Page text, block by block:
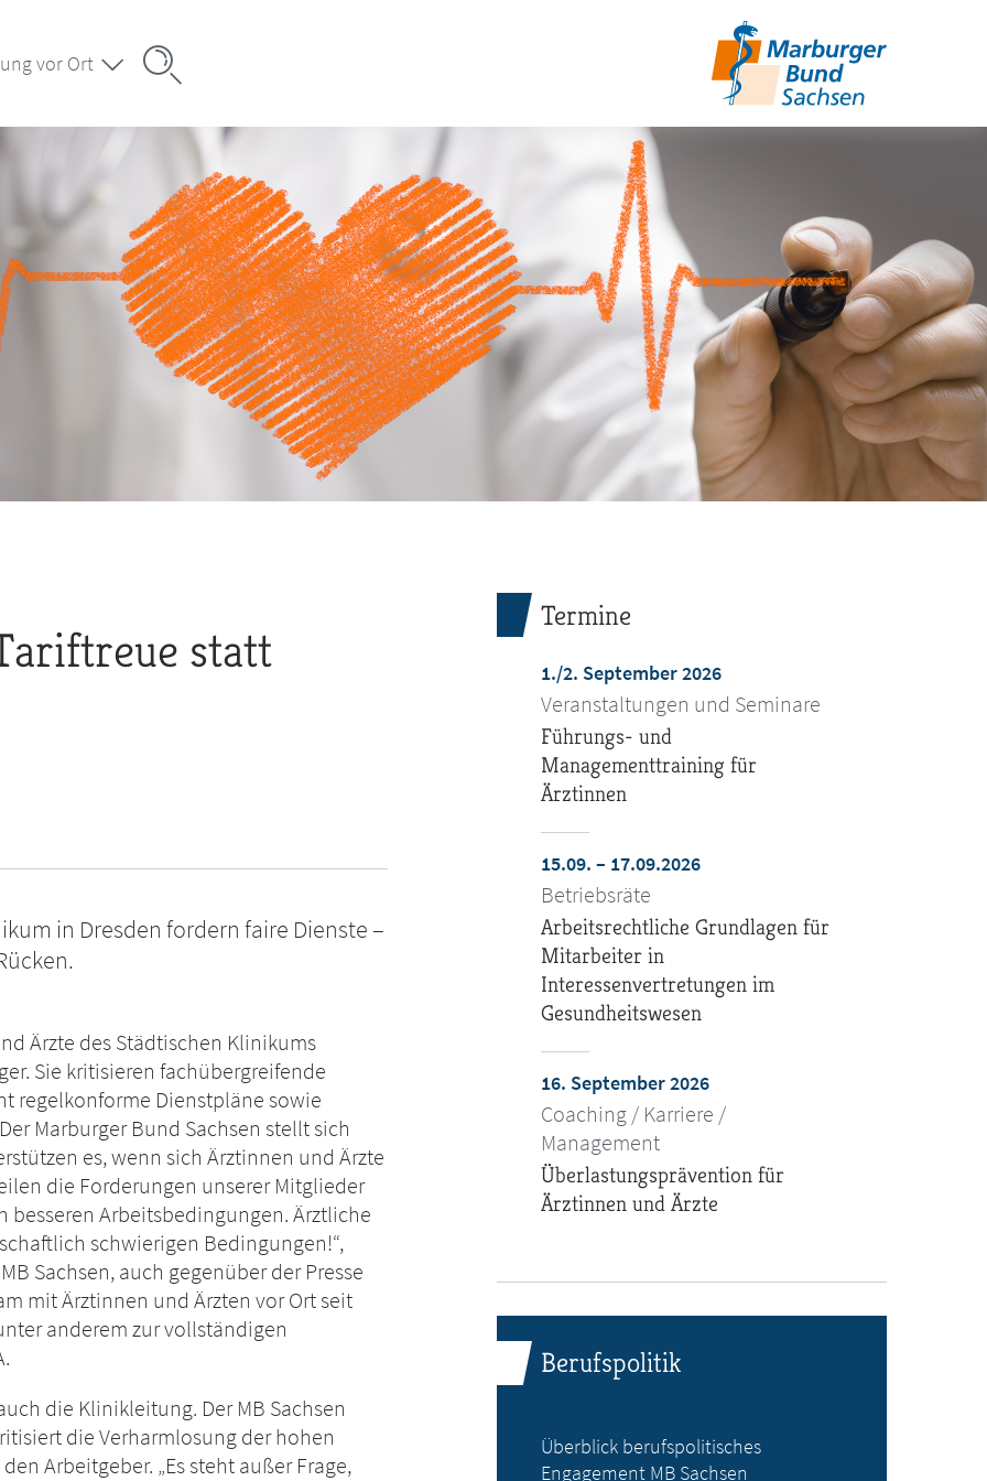
vor Ort
statt
in Dresden fordern faire Dienste –
Ärzte des Städtischen Klinikums
Sie kritisieren fachübergreifende
regelkonforme Dienstpläne sowie
Marburger Bund Sachsen stellt sich
es, wenn sich Ärztinnen und Ärzte
die Forderungen unserer Mitglieder
besseren Arbeitsbedingungen. Ärztliche
schwierigen Bedingungen!“,
Sachsen, auch gegenüber der Presse
mit Ärztinnen und Ärzten vor Ort seit
anderem zur vollständigen
die Klinikleitung. Der MB Sachsen
die Verharmlosung der hohen
Arbeitgeber. „Es steht außer Frage,
Termine
1./2. September 2026
Veranstaltungen und Seminare
Führungs- und
Managementtraining für
Ärztinnen
15.09. – 17.09.2026
Betriebsräte
Arbeitsrechtliche Grundlagen für
Mitarbeiter in
Interessenvertretungen im
Gesundheitswesen
16. September 2026
Coaching / Karriere /
Management
Überlastungsprävention für
Ärztinnen und Ärzte
Berufspolitik
Überblick berufspolitisches
Engagement MB Sachsen